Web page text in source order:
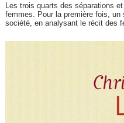
Les trois quarts des séparations
femmes. Pour la première fois, un
société, en analysant le récit des